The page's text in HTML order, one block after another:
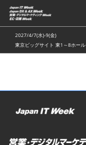
ス
キ
ッ
し
む
2027/4/7(水)-9(金)
東京ビッグサイト 東1～8ホール